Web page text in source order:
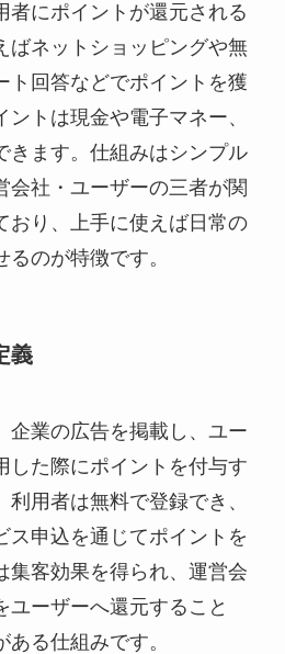
者にポイントが還元される
ばネットショッピングや無
ト回答などでポイントを獲
トは現金や電子マネー、
きます。仕組みはシンプル
会社・ユーザーの三者が関
おり、上手に使えば日常の
のが特徴です。
義
企業の広告を掲載し、ユー
した際にポイントを付与す
用者は無料で登録でき、
ス申込を通じてポイントを
集客効果を得られ、運営会
ユーザーへ還元すること
る仕組みです。